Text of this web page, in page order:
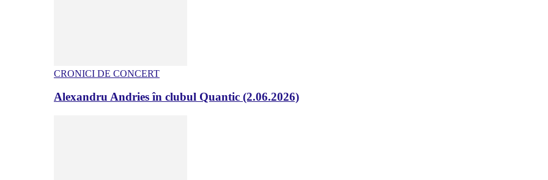
CRONICI DE CONCERT
Alexandru Andries în clubul Quantic (2.06.2026)